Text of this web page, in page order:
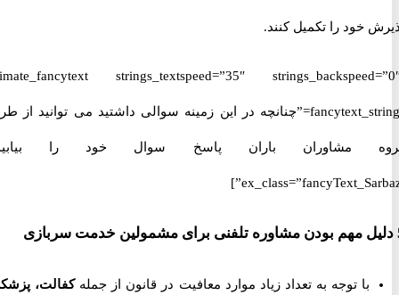
خود را تکمیل کنند.
[ultimate_fancytext strings_textspeed=”35″
fancytext_strings=”چنانچه در این زمینه سوالی داشتید می توانید از طریق
مشاوران باران پاسخ سوال خود را بیابید.”
با توجه به تعداد زیاد موارد معافیت در قانون از جملهکفالت، پزشکی،